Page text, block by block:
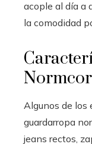
acople al día a
la comodidad
Algunos de los
guardarropa
jeans rectos,